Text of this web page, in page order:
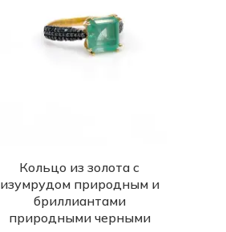
Кольцо из золота с
изумрудом природным и
бриллиантами
природными черными